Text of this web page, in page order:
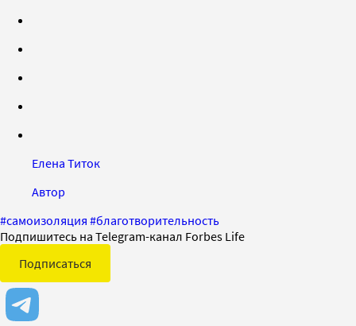
Елена Титок
Автор
#самоизоляция #благотворительность
Подпишитесь на Telegram-канал Forbes Life
Подписаться